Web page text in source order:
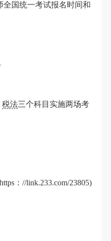
全国统一考试报名时间和
税法三个科目实施两场考
：//link.233.com/23805)